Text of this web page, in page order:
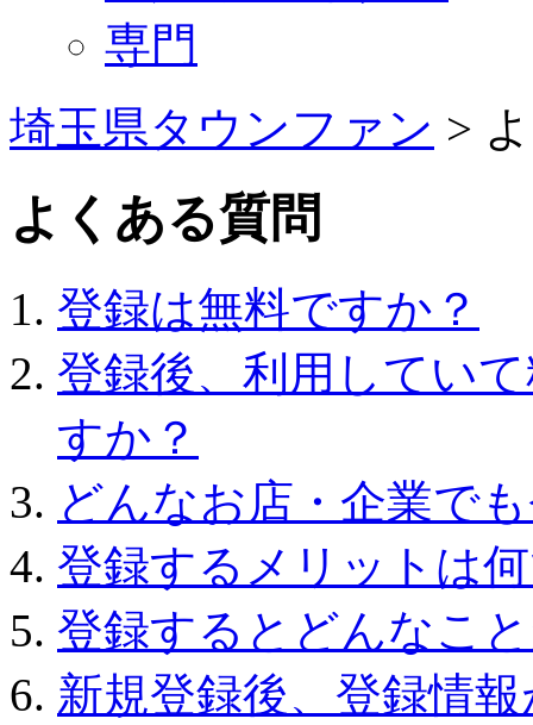
専門
埼玉県タウンファン >
よくある質問
登録は無料ですか？
登録後、利用してい
すか？
どんなお店・企業で
登録するメリットは
登録するとどんなこ
新規登録後、登録情